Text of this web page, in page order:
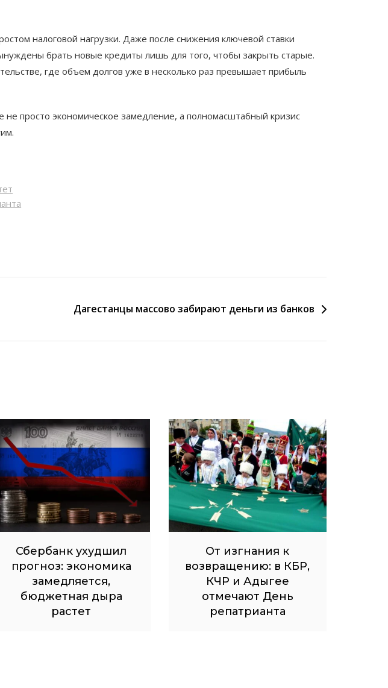
налоговой нагрузки. Даже после снижения ключевой ставки
брать новые кредиты лишь для того, чтобы закрыть старые.
где объем долгов уже в несколько раз превышает прибыль
просто экономическое замедление, а полномасштабный кризис
Дагестанцы массово забирают деньги из банков
Сбербанк ухудшил
прогноз: экономика
замедляется,
бюджетная дыра
растет
От изгнания к
возвращению: в КБР,
КЧР и Адыгее
отмечают День
репатрианта